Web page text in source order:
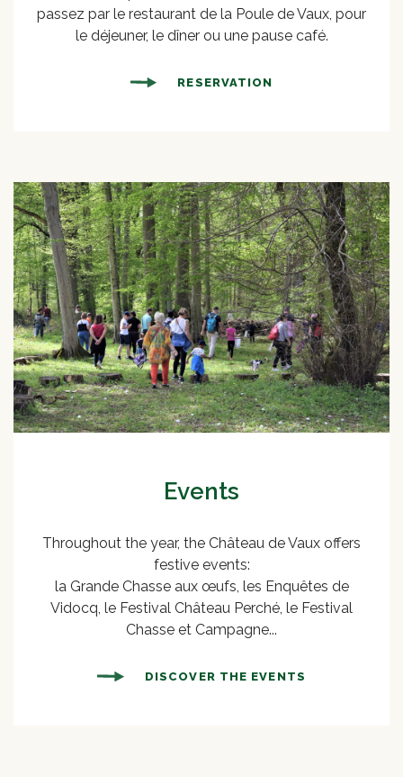
passez par le restaurant de la Poule de Vaux, pour
le déjeuner, le dîner ou une pause café.
RESERVATION
Events
Throughout the year, the Château de Vaux offers
festive events:
la Grande Chasse aux œufs, les Enquêtes de
Vidocq, le Festival Château Perché, le Festival
Chasse et Campagne...
DISCOVER THE EVENTS